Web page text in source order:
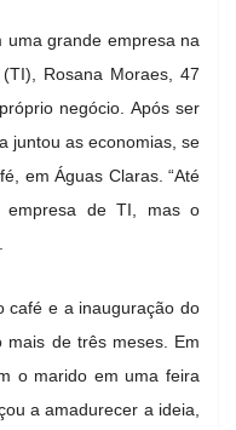
uma grande empresa na
Rosana Moraes, 47
negócio. Após ser
juntou as economias, se
em Águas Claras. “Até
empresa de TI, mas o
café e a inauguração do
mais de três meses. Em
o marido em uma feira
a amadurecer a ideia,